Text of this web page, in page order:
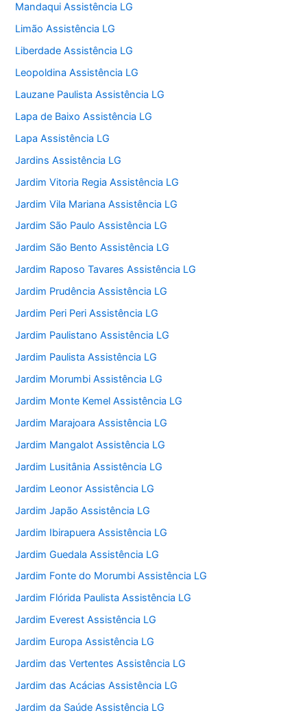
Mandaqui Assistência LG
Limão Assistência LG
Liberdade Assistência LG
Leopoldina Assistência LG
Lauzane Paulista Assistência LG
Lapa de Baixo Assistência LG
Lapa Assistência LG
Jardins Assistência LG
Jardim Vitoria Regia Assistência LG
Jardim Vila Mariana Assistência LG
Jardim São Paulo Assistência LG
Jardim São Bento Assistência LG
Jardim Raposo Tavares Assistência LG
Jardim Prudência Assistência LG
Jardim Peri Peri Assistência LG
Jardim Paulistano Assistência LG
Jardim Paulista Assistência LG
Jardim Morumbi Assistência LG
Jardim Monte Kemel Assistência LG
Jardim Marajoara Assistência LG
Jardim Mangalot Assistência LG
Jardim Lusitânia Assistência LG
Jardim Leonor Assistência LG
Jardim Japão Assistência LG
Jardim Ibirapuera Assistência LG
Jardim Guedala Assistência LG
Jardim Fonte do Morumbi Assistência LG
Jardim Flórida Paulista Assistência LG
Jardim Everest Assistência LG
Jardim Europa Assistência LG
Jardim das Vertentes Assistência LG
Jardim das Acácias Assistência LG
Jardim da Saúde Assistência LG